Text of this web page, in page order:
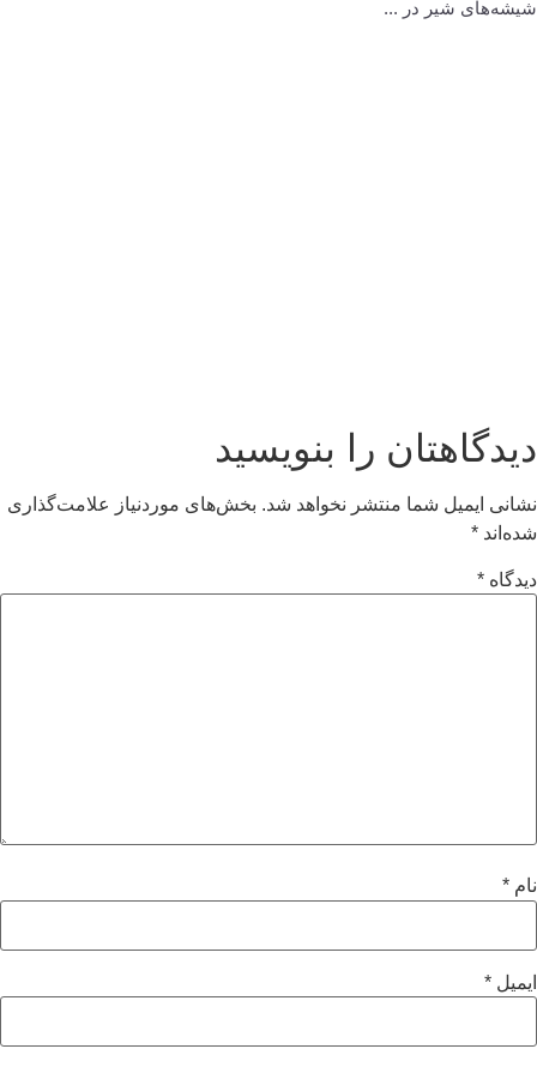
شیشه‌های شیر در ...
دیدگاهتان را بنویسید
نشانی ایمیل شما منتشر نخواهد شد. بخش‌های موردنیاز علامت‌گذاری
شده‌اند *
دیدگاه *
نام *
ایمیل *